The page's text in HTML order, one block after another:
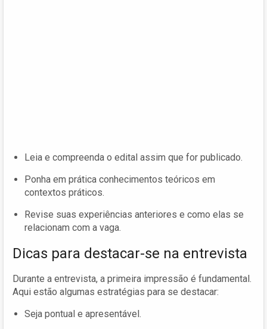
Leia e compreenda o edital assim que for publicado.
Ponha em prática conhecimentos teóricos em
contextos práticos.
Revise suas experiências anteriores e como elas se
relacionam com a vaga.
Dicas para destacar-se na entrevista
Durante a entrevista, a primeira impressão é fundamental.
Aqui estão algumas estratégias para se destacar:
Seja pontual e apresentável.